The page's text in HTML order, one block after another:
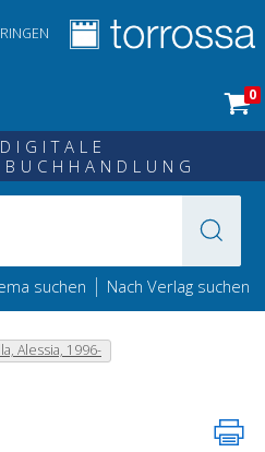
0
suchen | Nach Verlag suchen
Alessia, 1996-